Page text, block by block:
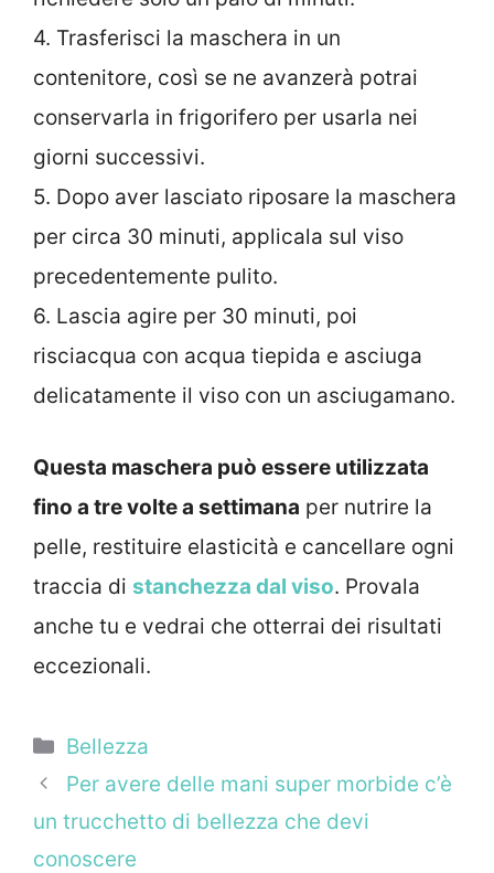
4. Trasferisci la maschera in un
contenitore, così se ne avanzerà potrai
conservarla in frigorifero per usarla nei
giorni successivi.
5. Dopo aver lasciato riposare la maschera
per circa 30 minuti, applicala sul viso
precedentemente pulito.
6. Lascia agire per 30 minuti, poi
risciacqua con acqua tiepida e asciuga
delicatamente il viso con un asciugamano.
Questa maschera può essere utilizzata
fino a tre volte a settimana per nutrire la
pelle, restituire elasticità e cancellare ogni
traccia di stanchezza dal viso. Provala
anche tu e vedrai che otterrai dei risultati
eccezionali.
Categorie
Bellezza
Per avere delle mani super morbide c’è
un trucchetto di bellezza che devi
conoscere